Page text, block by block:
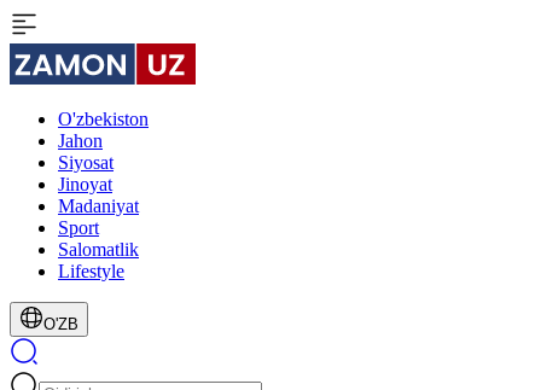
O'zbekiston
Jahon
Siyosat
Jinoyat
Madaniyat
Sport
Salomatlik
Lifestyle
O'ZB